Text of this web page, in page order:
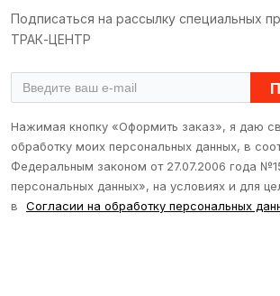
Подписаться на рассылку специальных
ТРАК-ЦЕНТР
Нажимая кнопку «Оформить заказ», я даю
обработку моих персональных данных, в
Федеральным законом от 27.07.2006 года
персональных данных», на условиях и для
в
Согласии на обработку персональных